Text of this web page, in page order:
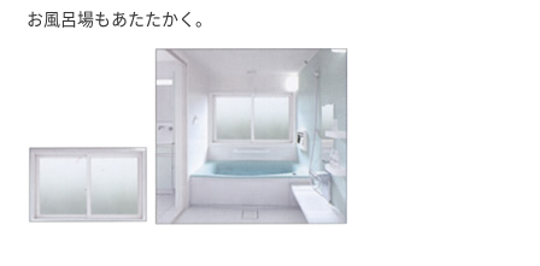
お風呂場もあたたかく。